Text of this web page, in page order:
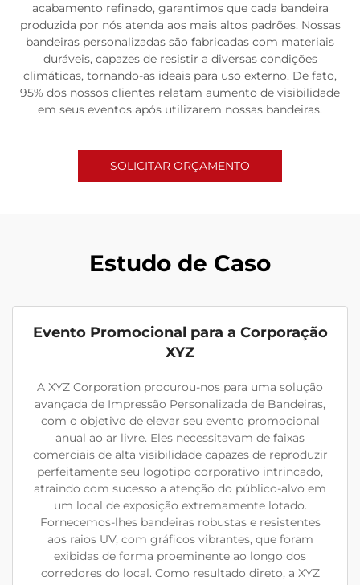
acabamento refinado, garantimos que cada bandeira
produzida por nós atenda aos mais altos padrões. Nossas
bandeiras personalizadas são fabricadas com materiais
duráveis, capazes de resistir a diversas condições
climáticas, tornando-as ideais para uso externo. De fato,
95% dos nossos clientes relatam aumento de visibilidade
em seus eventos após utilizarem nossas bandeiras.
SOLICITAR ORÇAMENTO
Estudo de Caso
Evento Promocional para a Corporação
XYZ
A XYZ Corporation procurou-nos para uma solução
avançada de Impressão Personalizada de Bandeiras,
com o objetivo de elevar seu evento promocional
anual ao ar livre. Eles necessitavam de faixas
comerciais de alta visibilidade capazes de reproduzir
perfeitamente seu logotipo corporativo intrincado,
atraindo com sucesso a atenção do público-alvo em
um local de exposição extremamente lotado.
Fornecemos-lhes bandeiras robustas e resistentes
aos raios UV, com gráficos vibrantes, que foram
exibidas de forma proeminente ao longo dos
corredores do local. Como resultado direto, a XYZ